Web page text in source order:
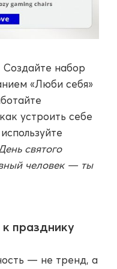
Создайте набор
«Люби себя»
устроить себе
святого
человек — ты
празднику
— не тренд, а